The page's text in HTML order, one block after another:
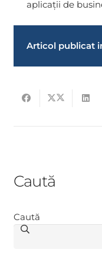
aplicații de
Articol publicat
Caută
Caută